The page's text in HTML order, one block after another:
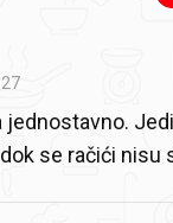
jednostavno.
se račići nisu